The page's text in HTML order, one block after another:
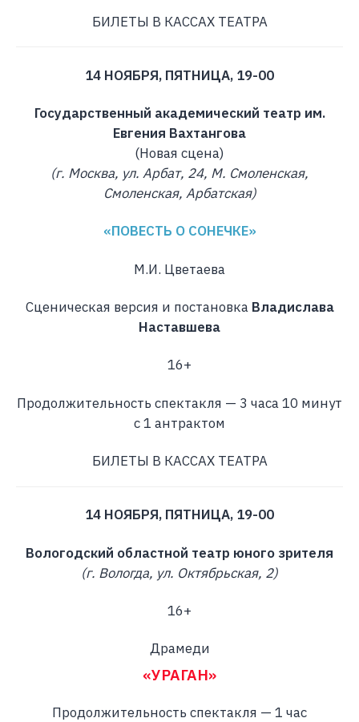
БИЛЕТЫ В КАССАХ ТЕАТРА
14 НОЯБРЯ, ПЯТНИЦА, 19-00
Государственный академический театр им.
Евгения Вахтангова
(Новая сцена)
(г. Москва, ул. Арбат, 24, М. Смоленская,
Смоленская, Арбатская)
«ПОВЕСТЬ О СОНЕЧКЕ»
М.И. Цветаева
Сценическая версия и постановка Владислава
Наставшева
16+
Продолжительность спектакля — 3 часа 10 минут
c 1 антрактом
БИЛЕТЫ В КАССАХ ТЕАТРА
14 НОЯБРЯ, ПЯТНИЦА, 19-00
Вологодский областной театр юного зрителя
(г. Вологда, ул. Октябрьская, 2)
16+
Драмеди
«УРАГАН»
Продолжительность спектакля — 1 час